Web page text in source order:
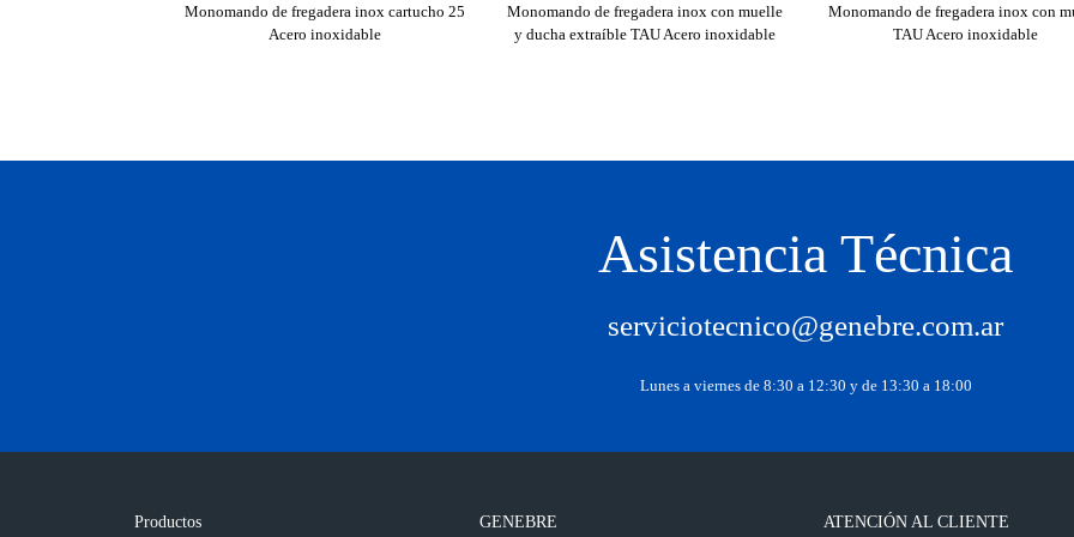
Monomando de fregadera inox cartucho 25
Acero inoxidable
Monomando de fregadera inox con muelle
y ducha extraíble TAU Acero inoxidable
Monomando de fregadera inox con
TAU Acero inoxidable
Asistencia Técnica
serviciotecnico@genebre.com.ar
Lunes a viernes de 8:30 a 12:30 y de 13:30 a 18:00
Productos GENEBRE ATENCIÓN AL CLIENTE